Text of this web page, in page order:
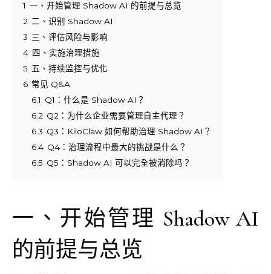
1 一、开始管理 Shadow AI 的前提与总览
2 二、识别 Shadow AI
3 三、评估风险与影响
4 四、实施治理措施
5 五、持续监控与优化
6 常见 Q&A
6.1 Q1：什么是 Shadow AI？
6.2 Q2：为什么企业需要管理自主代理？
6.3 Q3：KiloClaw 如何帮助治理 Shadow AI？
6.4 Q4：治理流程中最大的挑战是什么？
6.5 Q5：Shadow AI 可以完全被消除吗？
一、开始管理 Shadow AI
的前提与总览